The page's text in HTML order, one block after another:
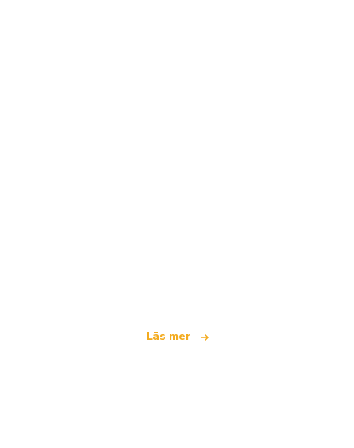
Läs mer